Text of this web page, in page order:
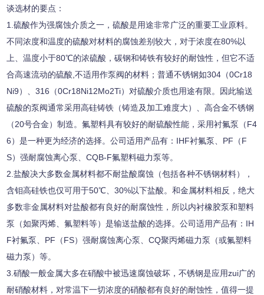
谈选材的要点：
1.硫酸作为强腐蚀介质之一，硫酸是用途非常广泛的重要工业原料。
不同浓度和温度的硫酸对材料的腐蚀差别较大，对于浓度在80%以
上、温度小于80℃的浓硫酸，碳钢和铸铁有较好的耐蚀性，但它不适
合高速流动的硫酸 ,不适用作泵阀的材料；普通不锈钢如304 （0Cr18
Ni9）、316 （0Cr18Ni12Mo2Ti）对硫酸介质也用途有限。因此输送
硫酸的泵阀通常采用高硅铸铁（铸造及加工难度大）、高合金不锈钢
（20号合金）制造。氟塑料具有较好的耐硫酸性能，采用衬氟泵（F4
6）是一种更为经济的选择。公司适用产品有： IHF衬氟泵、 PF（F
S）强耐腐蚀离心泵、CQB-F氟塑料磁力泵等。
2.盐酸决大多数金属材料都不耐盐酸腐蚀（包括各种不锈钢材料），
含钼高硅铁也仅可用于50℃ 、30%以下盐酸。和金属材料相反，绝大
多数非金属材料对盐酸都有良好的耐腐蚀性，所以内衬橡胶泵和塑料
泵（如聚丙烯、氟塑料等）是输送盐酸的选择。公司适用产品有： IH
F衬氟泵、 PF（FS）强耐腐蚀离心泵、CQ聚丙烯磁力泵（或氟塑料
磁力泵）等。
3.硝酸一般金属大多在硝酸中被迅速腐蚀破坏，不锈钢是应用zui广的
耐硝酸材料，对常温下一切浓度的硝酸都有良好的耐蚀性，值得一提